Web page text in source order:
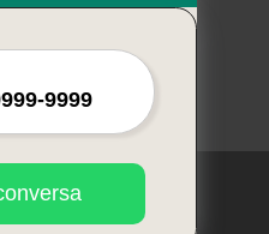
site
de direitos autorais.
19/02/1998)